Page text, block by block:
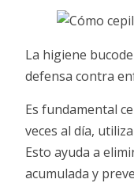
La higiene
defensa contra
Es fundamental
veces al día,
Esto ayuda a
acumulada y